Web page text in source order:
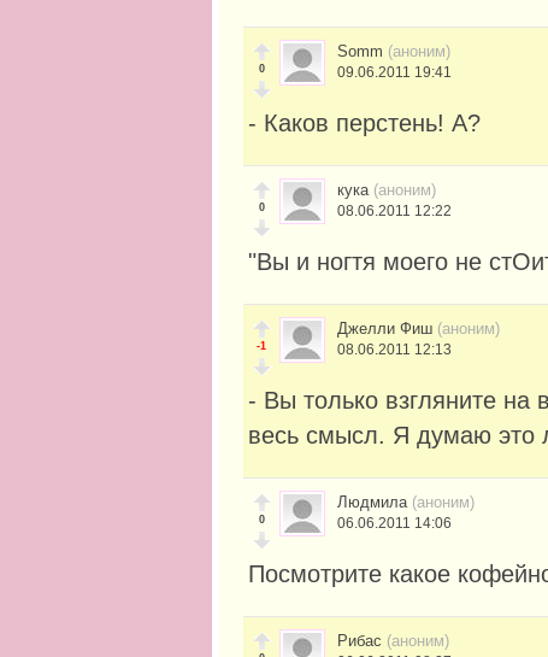
0
Somm (аноним)
09.06.2011 19:41
- Каков перстень! А?
0
кука (аноним)
08.06.2011 12:22
"Вы и ногтя моего не
-1
Джелли Фиш (аноним)
08.06.2011 12:13
- Вы только взгляните на
весь смысл. Я думаю это
0
Людмила (аноним)
06.06.2011 14:06
Посмотрите какое
Рибас (аноним)